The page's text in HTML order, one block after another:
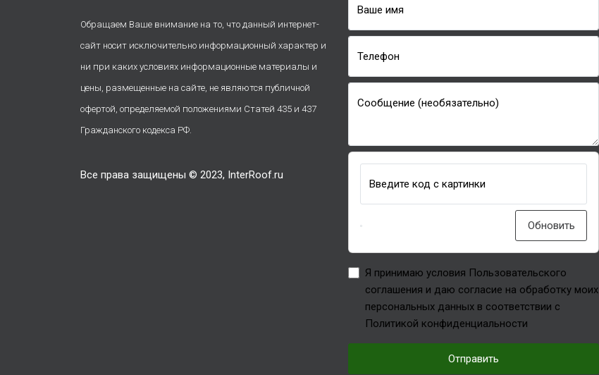
Обращаем Ваше внимание на то, что данный интернет-
сайт носит исключительно информационный характер и
ни при каких условиях информационные материалы и
цены, размещенные на сайте, не являются публичной
офертой, определяемой положениями Статей 435 и 437
Гражданского кодекса РФ.
Все права защищены © 2023, InterRoof.ru
Ваше имя
Телефон
Сообщение (необязательно)
Введите код с картинки
Обновить
Я принимаю условия Пользовательского
соглашения и даю согласие на обработку моих
персональных данных в соответствии с
Политикой конфиденциальности
Отправить